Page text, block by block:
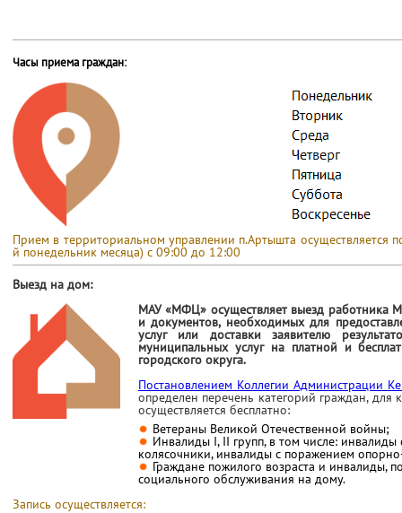
Часы приема граждан:
Прием в территориальном управлении п.Артышта
й понедельник месяца) с 09:00 до 12:00
Выезд на дом:
МАУ «МФЦ» осуществляет выезд работника
и документов, необходимых для
услуг или доставки заявителю
муниципальных услуг на платной и
городского округа.
Постановлением Коллегии Администрации
определен перечень категорий граждан,
осуществляется бесплатно:
Ветераны Великой Отечественной войны;
Инвалиды I, II групп, в том числе:
колясочники, инвалиды с поражением
Граждане пожилого возраста и инвалиды,
социального обслуживания на дому.
Запись осуществляется: